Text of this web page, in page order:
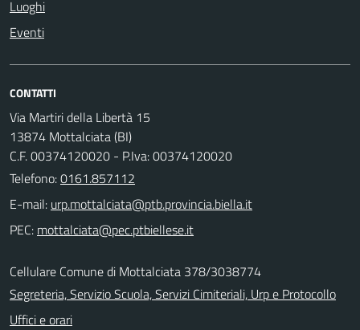
Luoghi
Eventi
CONTATTI
Via Martiri della Libertà 15
13874 Mottalciata (BI)
C.F. 00374120020 - P.Iva: 00374120020
Telefono:0161.857112
E-mail:
PEC:
Cellulare Comune di Mottalciata 378/3038774
Segreteria, Servizio Scuola, Servizi Cimiteriali, Urp e Protocollo
Uffici e orari